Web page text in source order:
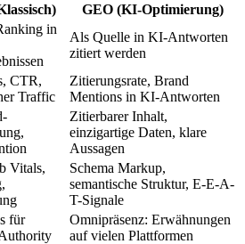
GEO (KI-Optimierung)
in
Als Quelle in KI-Antworten
zitiert werden
CTR,
Traffic
Zitierungsrate, Brand
Mentions in KI-Antworten
Zitierbarer Inhalt,
einzigartige Daten, klare
Aussagen
Vitals,
Schema Markup,
semantische Struktur, E-E-A-
T-Signale
für
Omnipräsenz: Erwähnungen
auf vielen Plattformen